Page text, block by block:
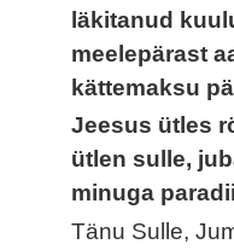
läkitanud
meelepärast
kättemaksu
Jeesus ütles
ütlen sulle,
minuga
Tänu Sulle,